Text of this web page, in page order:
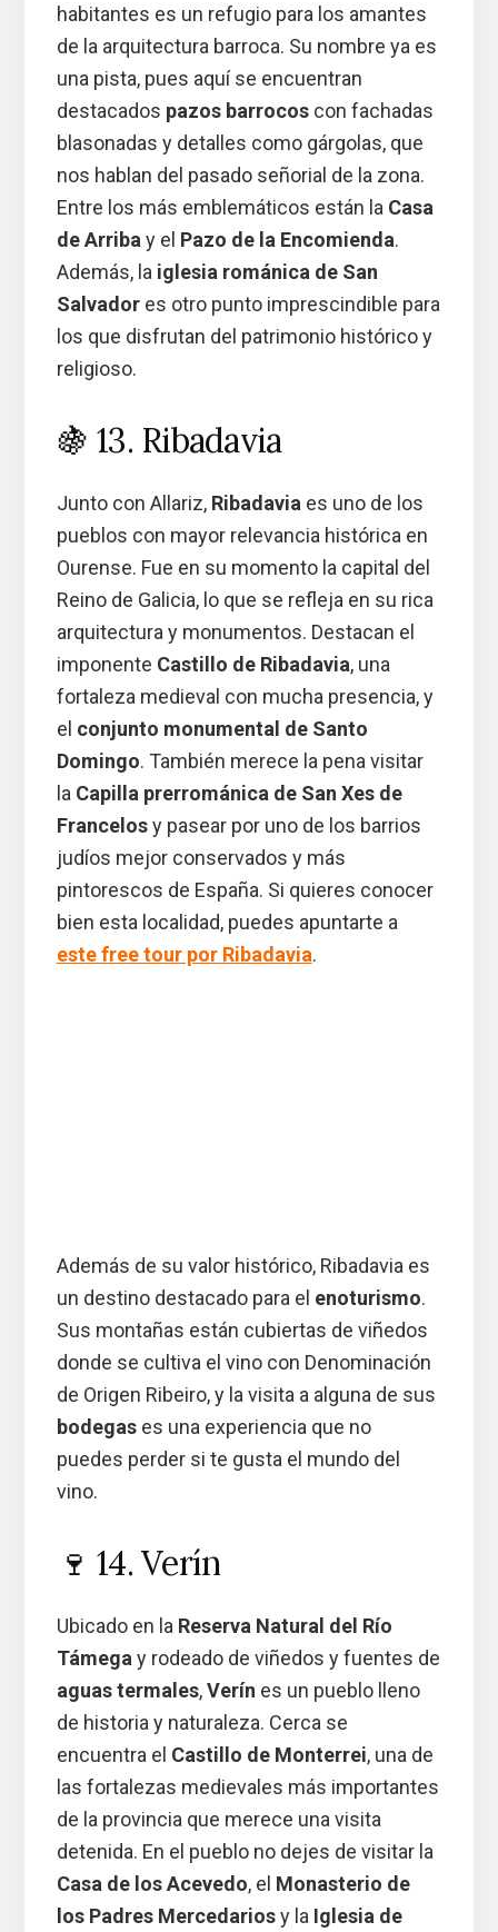
habitantes es un refugio para los amantes
de la arquitectura barroca. Su nombre ya es
una pista, pues aquí se encuentran
destacados pazos barrocoscon fachadas
blasonadas y detalles como gárgolas, que
nos hablan del pasado señorial de la zona.
Entre los más emblemáticos están la Casa
de Arriba y el Pazo de la Encomienda.
Además, la iglesia románica de San
Salvadores otro punto imprescindible para
los que disfrutan del patrimonio histórico y
religioso.
🍇 13. Ribadavia
Junto con Allariz, Ribadavia es uno de los
pueblos con mayor relevancia histórica en
Ourense. Fue en su momento la capital del
Reino de Galicia, lo que se refleja en su rica
arquitectura y monumentos. Destacan el
imponente Castillo de Ribadavia, una
fortaleza medieval con mucha presencia, y
el conjunto monumental de Santo
Domingo. También merece la pena visitar
la Capilla prerrománica de San Xes de
Francelosy pasear por uno de los barrios
judíos mejor conservados y más
pintorescos de España. Si quieres conocer
bien esta localidad, puedes apuntarte a
este free tour por Ribadavia.
Además de su valor histórico, Ribadavia es
un destino destacado para el enoturismo.
Sus montañas están cubiertas de viñedos
donde se cultiva el vino con Denominación
de Origen Ribeiro, y la visita a alguna de sus
bodegases una experiencia que no
puedes perder si te gusta el mundo del
vino.
🍷 14. Verín
Ubicado en la Reserva Natural del Río
Támega y rodeado de viñedos y fuentes de
aguas termales,Verín es un pueblo lleno
de historia y naturaleza. Cerca se
encuentra el Castillo de Monterrei, una de
las fortalezas medievales más importantes
de la provincia que merece una visita
detenida. En el pueblo no dejes de visitar la
Casa de los Acevedo, el Monasterio de
los Padres Mercedariosy la Iglesia de